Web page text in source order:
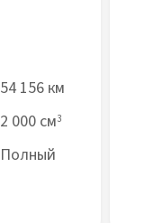
54 156 км
2 000 см3
Полный